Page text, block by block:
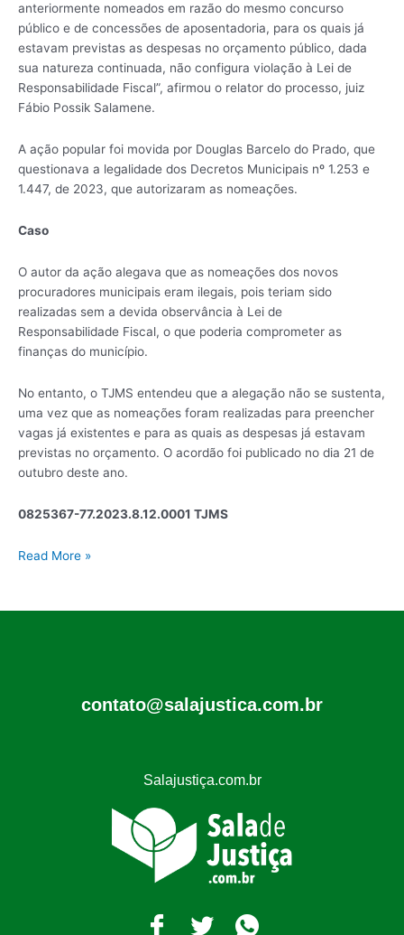
anteriormente nomeados em razão do mesmo concurso
público e de concessões de aposentadoria, para os quais já
estavam previstas as despesas no orçamento público, dada
sua natureza continuada, não configura violação à Lei de
Responsabilidade Fiscal”, afirmou o relator do processo, juiz
Fábio Possik Salamene.
A ação popular foi movida por Douglas Barcelo do Prado, que
questionava a legalidade dos Decretos Municipais nº 1.253 e
1.447, de 2023, que autorizaram as nomeações.
Caso
O autor da ação alegava que as nomeações dos novos
procuradores municipais eram ilegais, pois teriam sido
realizadas sem a devida observância à Lei de
Responsabilidade Fiscal, o que poderia comprometer as
finanças do município.
No entanto, o TJMS entendeu que a alegação não se sustenta,
uma vez que as nomeações foram realizadas para preencher
vagas já existentes e para as quais as despesas já estavam
previstas no orçamento. O acordão foi publicado no dia 21 de
outubro deste ano.
0825367-77.2023.8.12.0001 TJMS
Read More »
contato@salajustica.com.br
Salajustiça.com.br